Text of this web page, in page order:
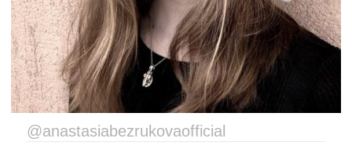
@anastasiabezrukovaofficial